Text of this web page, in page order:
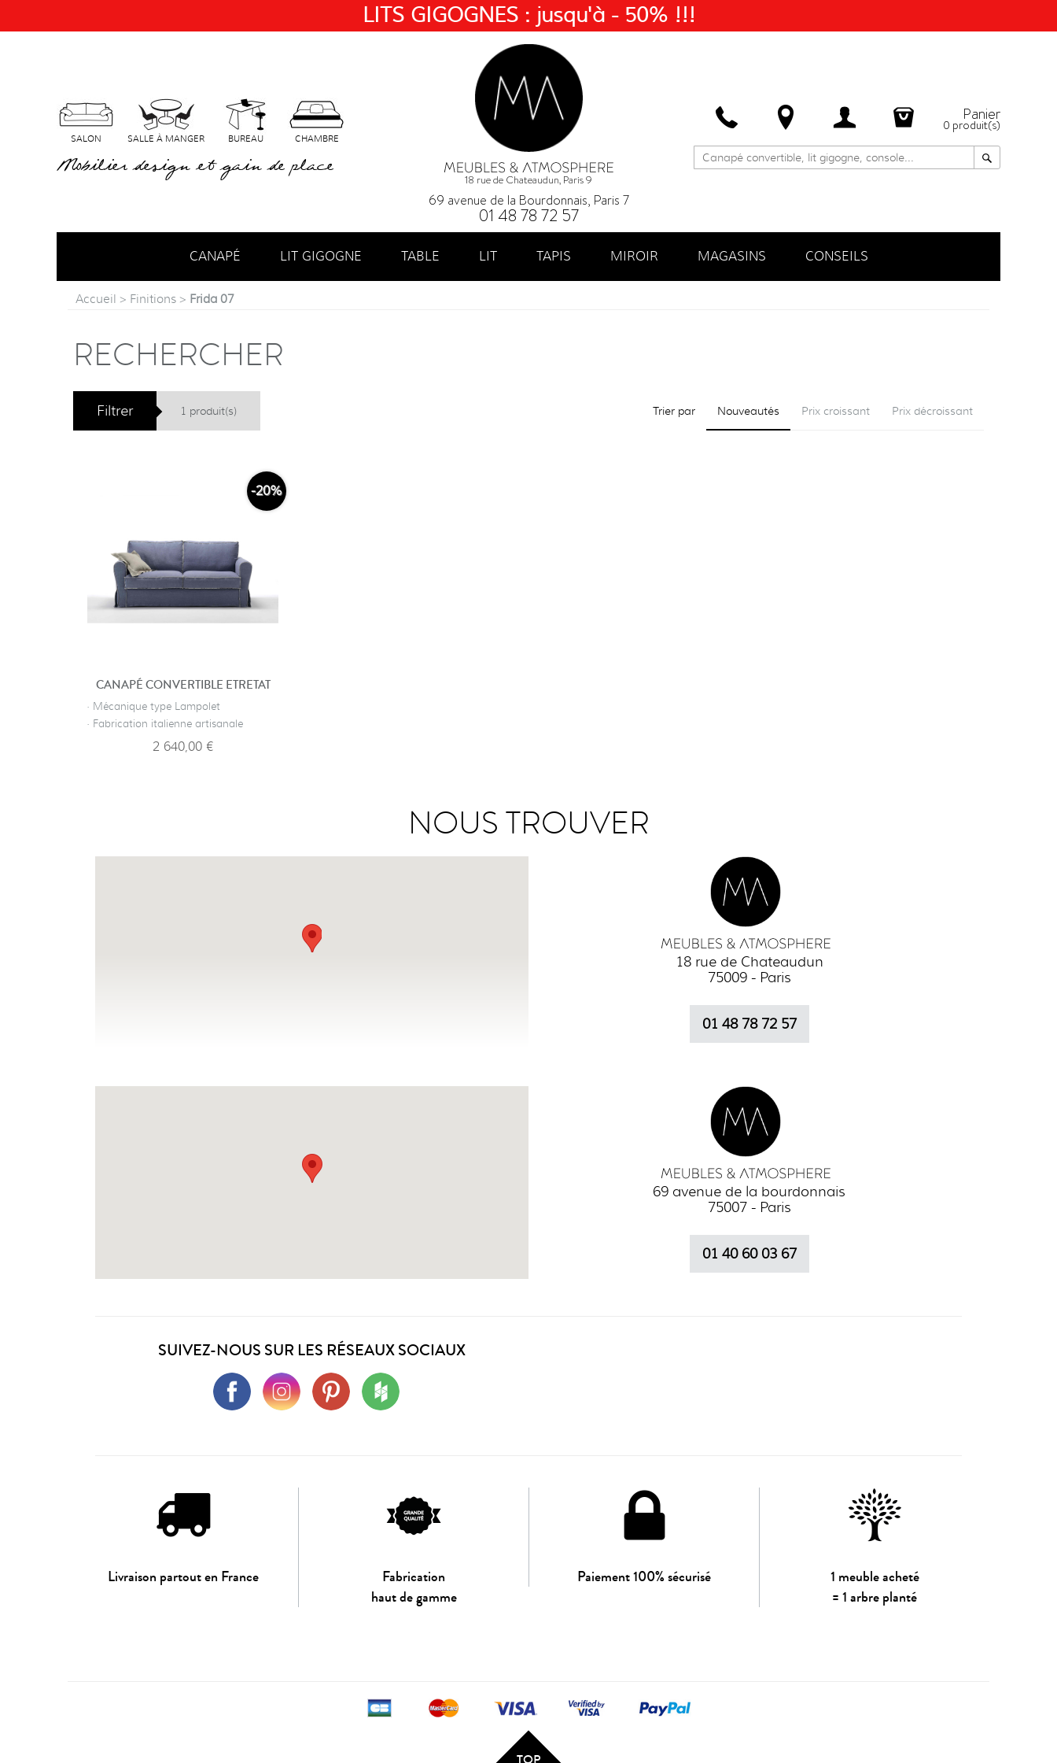
SALON SALLE À MANGER BUREAU CHAMBRE
Mobilier design et gain de place 18 rue de Chateaudun, Paris 9
69 avenue de la Bourdonnais, Paris 7
01 48 78 72 57
Panier
0 produit(s)
CANAPÉ LIT GIGOGNE TABLE LIT TAPIS MIROIR MAGASINS CONSEILS
Accueil > Finitions > Frida 07
RECHERCHER
Filtrer 1 produit(s) Trier par Nouveautés Prix croissant Prix décroissant
-20%
CANAPÉ CONVERTIBLE ETRETAT
· Mécanique type Lampolet
· Fabrication italienne artisanale
2 640,00 €
NOUS TROUVER
18 rue de Chateaudun
75009 - Paris
01 48 78 72 57
69 avenue de la bourdonnais
75007 - Paris
01 40 60 03 67
SUIVEZ-NOUS SUR LES RÉSEAUX SOCIAUX
Livraison partout en France
Fabrication
haut de gamme
Paiement 100% sécurisé
1 meuble acheté
= 1 arbre planté
LITS GIGOGNES : jusqu'à - 50% !!!